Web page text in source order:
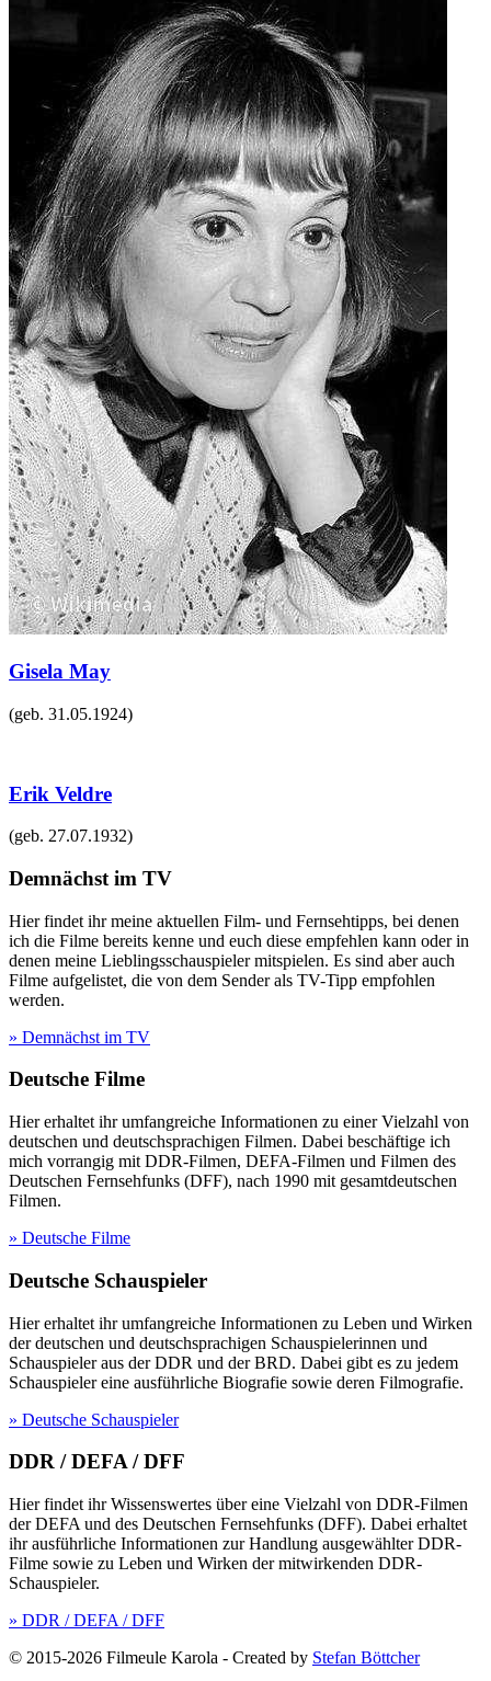
Gisela May
(geb. 31.05.1924)
Erik Veldre
(geb. 27.07.1932)
Demnächst im TV
Hier findet ihr meine aktuellen Film- und Fernsehtipps, bei denen
ich die Filme bereits kenne und euch diese empfehlen kann oder in
denen meine Lieblingsschauspieler mitspielen. Es sind aber auch
Filme aufgelistet, die von dem Sender als TV-Tipp empfohlen
werden.
» Demnächst im TV
Deutsche Filme
Hier erhaltet ihr umfangreiche Informationen zu einer Vielzahl von
deutschen und deutschsprachigen Filmen. Dabei beschäftige ich
mich vorrangig mit DDR-Filmen, DEFA-Filmen und Filmen des
Deutschen Fernsehfunks (DFF), nach 1990 mit gesamtdeutschen
Filmen.
» Deutsche Filme
Deutsche Schauspieler
Hier erhaltet ihr umfangreiche Informationen zu Leben und Wirken
der deutschen und deutschsprachigen Schauspielerinnen und
Schauspieler aus der DDR und der BRD. Dabei gibt es zu jedem
Schauspieler eine ausführliche Biografie sowie deren Filmografie.
» Deutsche Schauspieler
DDR / DEFA / DFF
Hier findet ihr Wissenswertes über eine Vielzahl von DDR-Filmen
der DEFA und des Deutschen Fernsehfunks (DFF). Dabei erhaltet
ihr ausführliche Informationen zur Handlung ausgewählter DDR-
Filme sowie zu Leben und Wirken der mitwirkenden DDR-
Schauspieler.
» DDR / DEFA / DFF
© 2015-2026 Filmeule Karola - Created by Stefan Böttcher